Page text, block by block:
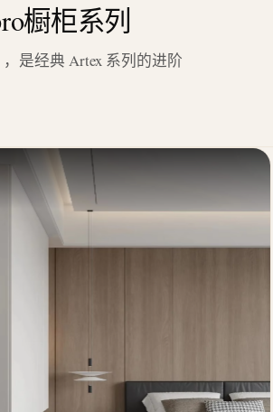
橱柜系列
是经典 Artex 系列的进阶